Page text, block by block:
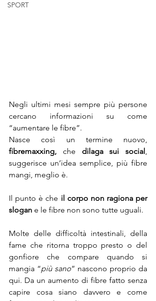
SPORT
Negli ultimi mesi sempre più persone
cercano informazioni su come
“aumentare le fibre”.
fibremaxxing, che dilaga sui social ,
suggerisce un’idea semplice, più fibre
mangi, meglio è.
Il punto è che il corpo non ragiona per
slogan e le fibre non sono tutte uguali.
Molte delle difficoltà intestinali, della
fame che ritorna troppo presto o del
gonfiore che compare quando si
mangia “più sano” nascono proprio da
qui. Da un aumento di fibre fatto senza
capire cosa siano davvero e come